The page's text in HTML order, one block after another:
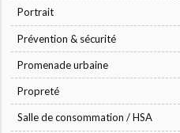
Portrait
Prévention & sécurité
Promenade urbaine
Propreté
Salle de consommation / HSA